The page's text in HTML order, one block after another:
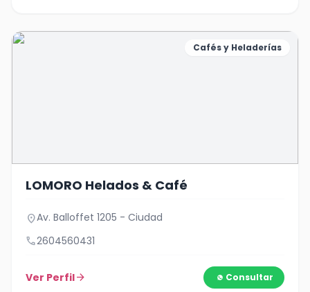
Cafés y Heladerías
LOMORO Helados & Café
location_onAv. Balloffet 1205 - Ciudad
call2604560431
Ver Perfilarrow_forward Consultar